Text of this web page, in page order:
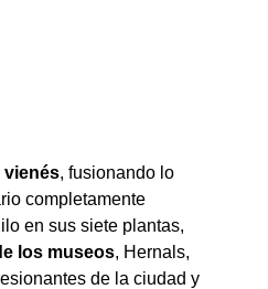
vienés, fusionando lo
completamente
en sus siete plantas,
los museos, Hernals,
de la ciudad y